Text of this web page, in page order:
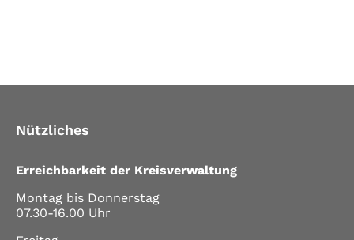
Nützliches
Erreichbarkeit der Kreisverwaltung
Montag bis Donnerstag
07.30-16.00 Uhr